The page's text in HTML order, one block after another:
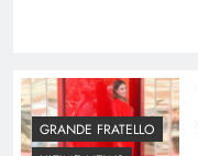
GRANDE FRATELLO